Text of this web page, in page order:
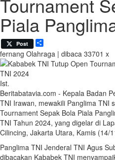
Tournament
Piala
Post
fernang Olahraga | dibaca 33701 x
Ist.
Beritabatavia.com - Kepala Badan
TNI Irawan, mewakili Panglima TNI
Tournament Sepak Bola Piala
TNI Tahun 2024, yang digelar di
Cilincing, Jakarta Utara, Kamis (14/
Panglima TNI Jenderal TNI Agus
dibacakan Kababek TNI